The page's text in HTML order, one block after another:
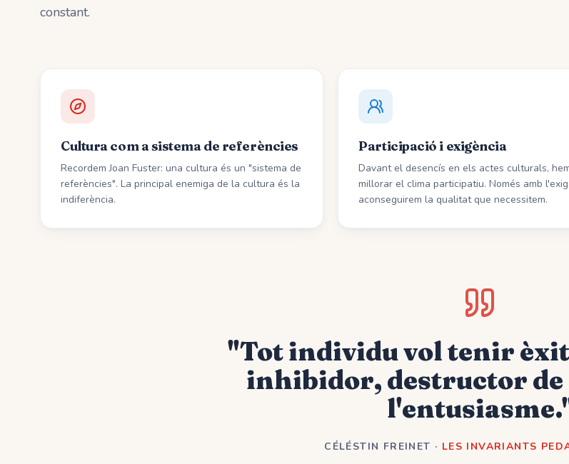
constant.
Cultura com a sistema de referències
Recordem Joan Fuster: una cultura és un "sistema de
referències". La principal enemiga de la cultura és la
indiferència.
Participació i exigència
Davant el desencís en els actes culturals,
millorar el clima participatiu. Només amb
aconseguirem la qualitat que necessitem.
"Tot individu vol tenir
inhibidor, destructor de
CÉLÉSTIN FREINET · LES INVARIANTS